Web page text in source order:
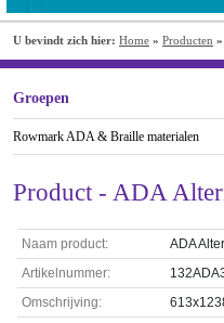
U bevindt zich hier: Home » Producten »
Groepen
Rowmark ADA & Braille materialen
Product - ADA
Naam product:
ADA
Artikelnummer:
Omschrijving: